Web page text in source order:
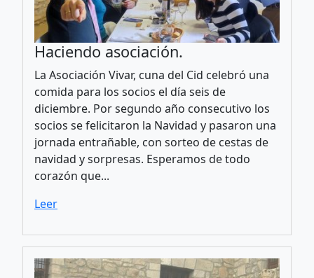
Haciendo asociación.
La Asociación Vivar, cuna del Cid celebró una
comida para los socios el día seis de
diciembre. Por segundo año consecutivo los
socios se felicitaron la Navidad y pasaron una
jornada entrañable, con sorteo de cestas de
navidad y sorpresas. Esperamos de todo
corazón que...
Leer